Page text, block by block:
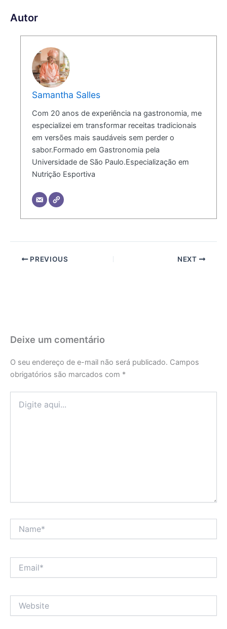
Autor
Samantha Salles
Com 20 anos de experiência na gastronomia, me
especializei em transformar receitas tradicionais
em versões mais saudáveis sem perder o
sabor.Formado em Gastronomia pela
Universidade de São Paulo.Especialização em
Nutrição Esportiva
PREVIOUS NEXT
Deixe um comentário
O seu endereço de e-mail não será publicado. Campos
obrigatórios são marcados com *
aqui...